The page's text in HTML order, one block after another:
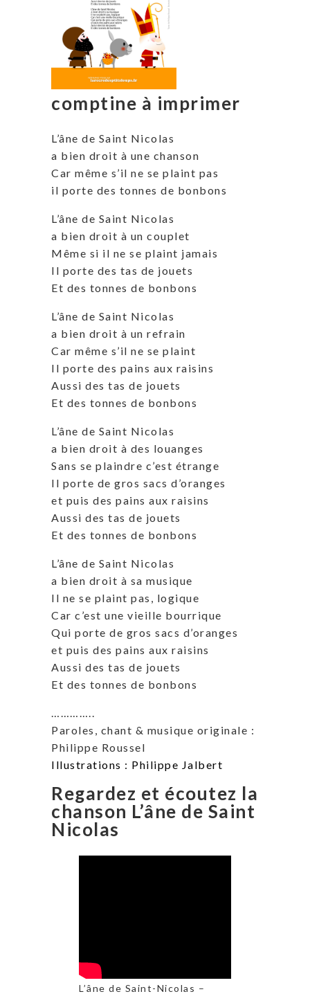
comptine à imprimer
L’âne de Saint Nicolas
a bien droit à une chanson
Car même s’il ne se plaint pas
il porte des tonnes de bonbons
L’âne de Saint Nicolas
a bien droit à un couplet
Même si il ne se plaint jamais
Il porte des tas de jouets
Et des tonnes de bonbons
L’âne de Saint Nicolas
a bien droit à un refrain
Car même s’il ne se plaint
Il porte des pains aux raisins
Aussi des tas de jouets
Et des tonnes de bonbons
L’âne de Saint Nicolas
a bien droit à des louanges
Sans se plaindre c’est étrange
Il porte de gros sacs d’oranges
et puis des pains aux raisins
Aussi des tas de jouets
Et des tonnes de bonbons
L’âne de Saint Nicolas
a bien droit à sa musique
Il ne se plaint pas, logique
Car c’est une vieille bourrique
Qui porte de gros sacs d’oranges
et puis des pains aux raisins
Aussi des tas de jouets
Et des tonnes de bonbons
Paroles, chant & musique originale :
Philippe Roussel
Illustrations : Philippe Jalbert
Regardez et écoutez la
chanson L’âne de Saint
Nicolas
L’âne de Saint-Nicolas –